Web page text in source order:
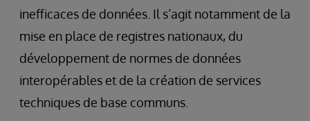
inefficaces de données. Il s’agit notamment de la
mise en place de registres nationaux, du
développement de normes de données
interopérables et de la création de services
techniques de base communs.